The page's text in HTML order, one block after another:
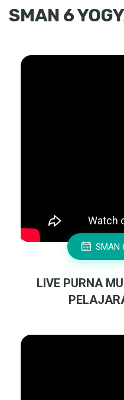
SMAN 6
SMAN
LIVE PURNA